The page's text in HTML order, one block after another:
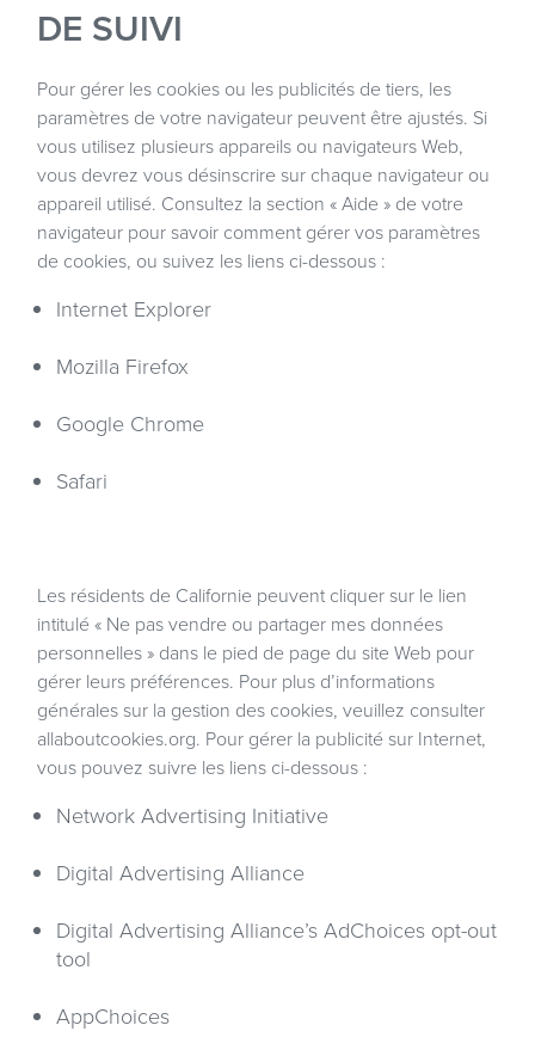
DE SUIVI
Pour gérer les cookies ou les publicités de tiers, les
paramètres de votre navigateur peuvent être ajustés. Si
vous utilisez plusieurs appareils ou navigateurs Web,
vous devrez vous désinscrire sur chaque navigateur ou
appareil utilisé. Consultez la section « Aide » de votre
navigateur pour savoir comment gérer vos paramètres
de cookies, ou suivez les liens ci-dessous :
Internet Explorer
Mozilla Firefox
Google Chrome
Safari
Les résidents de Californie peuvent cliquer sur le lien
intitulé « Ne pas vendre ou partager mes données
personnelles » dans le pied de page du site Web pour
gérer leurs préférences. Pour plus d’informations
générales sur la gestion des cookies, veuillez consulter
allaboutcookies.org. Pour gérer la publicité sur Internet,
vous pouvez suivre les liens ci-dessous :
Network Advertising Initiative
Digital Advertising Alliance
Digital Advertising Alliance’s AdChoices opt-out
tool
AppChoices